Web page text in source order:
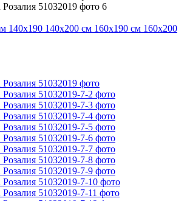
140x190 140x200 см 160x190 см 160x200